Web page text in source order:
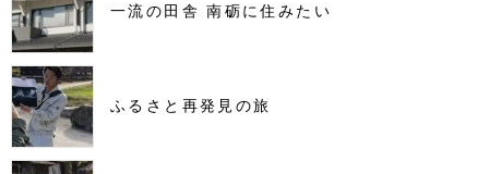
一流の田舎 南砺に住みたい
ふるさと再発見の旅